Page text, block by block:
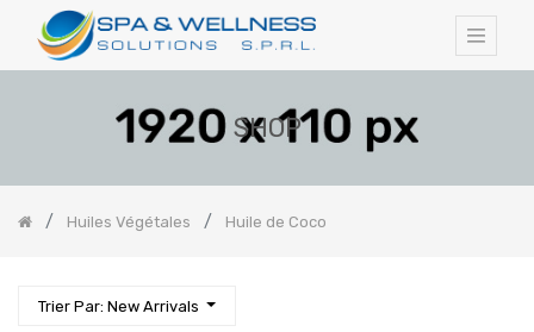
SHOP
Huiles Végétales Huile de Coco
Trier Par: New Arrivals